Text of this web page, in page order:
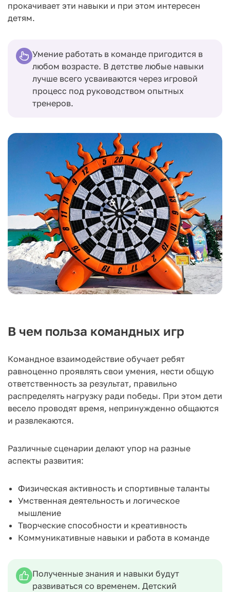
прокачивает эти навыки и при этом интересен
детям.
Умение работать в команде пригодится в
любом возрасте. В детстве любые навыки
лучше всего усваиваются через игровой
процесс под руководством опытных
тренеров.
В чем польза командных игр
Командное взаимодействие обучает ребят
равноценно проявлять свои умения, нести общую
ответственность за результат, правильно
распределять нагрузку ради победы. При этом дети
весело проводят время, непринужденно общаются
и развлекаются.
Различные сценарии делают упор на разные
аспекты развития:
Физическая активность и спортивные таланты
Умственная деятельность и логическое
мышление
Творческие способности и креативность
Коммуникативные навыки и работа в команде
Полученные знания и навыки будут
развиваться со временем. Детский